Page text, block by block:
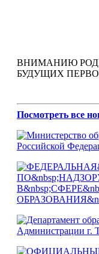
ВНИМАНИЮ
БУДУЩИХ
Посмотреть все